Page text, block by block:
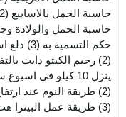
حاسبة الحمل بالاسابيع (2)
حاسبة الحمل والولادة
حكم التسمية به (3) دلع
(2)
رجيم الكيتو دايت
ينزل 10 كيلو في اسبوع سهل
(2)
طريقة النوم عند
(3)
طريقة عمل البيتزا